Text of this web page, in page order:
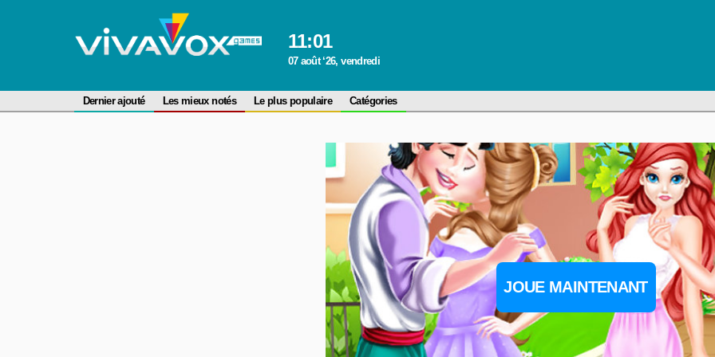
11:01
07 août ‘26, vendredi
Dernier ajouté Les mieux notés Le plus populaire Catégories
JOUE MAINTENANT